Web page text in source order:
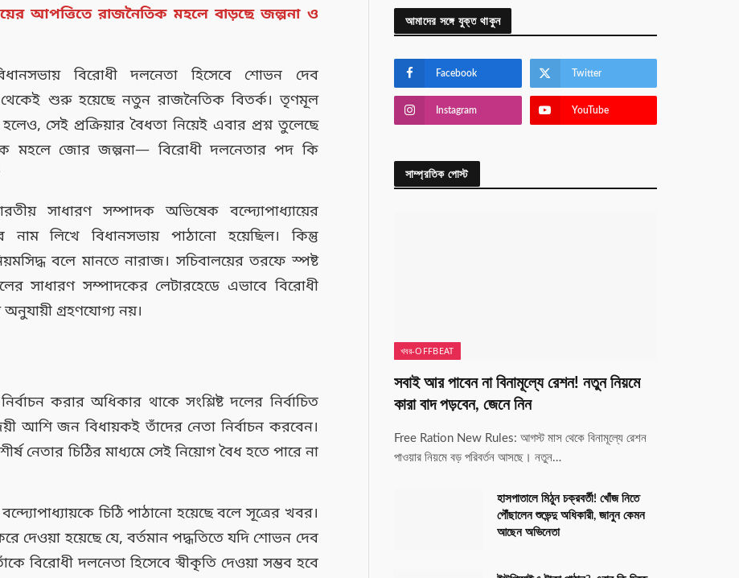
আপত্তিতে রাজনৈতিক মহলে বাড়ছে জল্পনা ও
বিরোধী দলনেতা হিসেবে শোভন দেব
থেকেই শুরু হয়েছে নতুন রাজনৈতিক বিতর্ক। তৃণমূল
সেই প্রক্রিয়ার বৈধতা নিয়েই এবার প্রশ্ন তুলেছে
মহলে জোর জল্পনা— বিরোধী দলনেতার পদ কি
সাধারণ সম্পাদক অভিষেক বন্দ্যোপাধ্যায়ের
নাম লিখে বিধানসভায় পাঠানো হয়েছিল। কিন্তু
বলে মানতে নারাজ। সচিবালয়ের তরফে স্পষ্ট
সাধারণ সম্পাদকের লেটারহেডে এভাবে বিরোধী
গ্রহণযোগ্য নয়।
করার অধিকার থাকে সংশ্লিষ্ট দলের নির্বাচিত
আশি জন বিধায়কই তাঁদের নেতা নির্বাচন করবেন।
চিঠির মাধ্যমে সেই নিয়োগ বৈধ হতে পারে না
চিঠি পাঠানো হয়েছে বলে সূত্রের খবর।
দেওয়া হয়েছে যে, বর্তমান পদ্ধতিতে যদি শোভন দেব
বিরোধী দলনেতা হিসেবে স্বীকৃতি দেওয়া সম্ভব হবে
আমাদের সঙ্গে যুক্ত থাকুন
Facebook Twitter
Instagram YouTube
সাম্প্রতিক পোস্ট
খবর-OFFBEAT
সবাই আর পাবেন না বিনামূল্যে রেশন! নতুন নিয়মে
কারা বাদ পড়বেন, জেনে নিন
Free Ration New Rules: আগস্ট মাস থেকে বিনামূল্যে রেশন
পাওয়ার নিয়মে বড় পরিবর্তন আসছে। নতুন…
হাসপাতালে মিঠুন চক্রবর্তী! খোঁজ নিতে
পৌঁছালেন শুভেন্দু অধিকারী, জানুন কেমন
আছেন অভিনেতা